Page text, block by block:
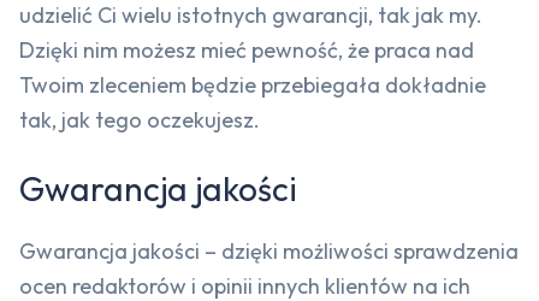
udzielić Ci wielu istotnych gwarancji, tak jak my.
Dzięki nim możesz mieć pewność, że praca nad
Twoim zleceniem będzie przebiegała dokładnie
tak, jak tego oczekujesz.
Gwarancja jakości
Gwarancja jakości – dzięki możliwości sprawdzenia
ocen redaktorów i opinii innych klientów na ich